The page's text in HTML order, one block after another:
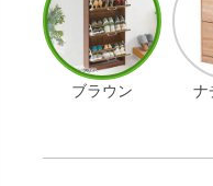
ブラウン ナ